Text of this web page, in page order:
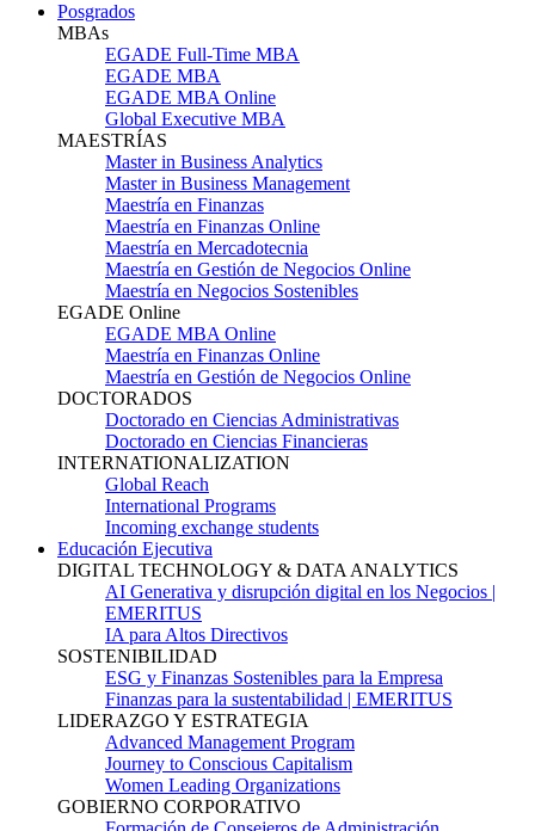
Posgrados
MBAs
EGADE Full-Time MBA
EGADE MBA
EGADE MBA Online
Global Executive MBA
MAESTRÍAS
Master in Business Analytics
Master in Business Management
Maestría en Finanzas
Maestría en Finanzas Online
Maestría en Mercadotecnia
Maestría en Gestión de Negocios Online
Maestría en Negocios Sostenibles
EGADE Online
EGADE MBA Online
Maestría en Finanzas Online
Maestría en Gestión de Negocios Online
DOCTORADOS
Doctorado en Ciencias Administrativas
Doctorado en Ciencias Financieras
INTERNATIONALIZATION
Global Reach
International Programs
Incoming exchange students
Educación Ejecutiva
DIGITAL TECHNOLOGY & DATA ANALYTICS
AI Generativa y disrupción digital en los Negocios |
EMERITUS
IA para Altos Directivos
SOSTENIBILIDAD
ESG y Finanzas Sostenibles para la Empresa
Finanzas para la sustentabilidad | EMERITUS
LIDERAZGO Y ESTRATEGIA
Advanced Management Program
Journey to Conscious Capitalism
Women Leading Organizations
GOBIERNO CORPORATIVO